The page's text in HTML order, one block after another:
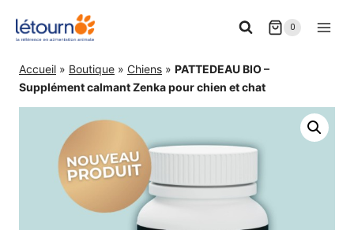
0
Accueil » Boutique » Chiens » PATTEDEAU BIO –
Supplément calmant Zenka pour chien et chat